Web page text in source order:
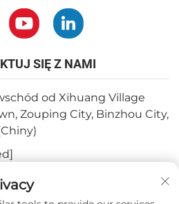
SIĘ Z NAMI
od Xihuang Village
Zouping City, Binzhou City,